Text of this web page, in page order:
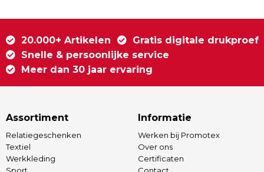
20.000+ Artikelen
Gratis digitale drukproef
Snelle & persoonlijke service
Meer dan 30 jaar ervaring
Assortiment
Relatiegeschenken
Textiel
Werkkleding
Informatie
Werken bij Promotex
Over ons
Certificaten